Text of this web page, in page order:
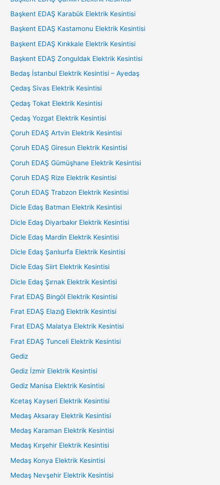
Başkent EDAŞ Karabük Elektrik Kesintisi
Başkent EDAŞ Kastamonu Elektrik Kesintisi
Başkent EDAŞ Kırıkkale Elektrik Kesintisi
Başkent EDAŞ Zonguldak Elektrik Kesintisi
Bedaş İstanbul Elektrik Kesintisi – Ayedaş
Çedaş Sivas Elektrik Kesintisi
Çedaş Tokat Elektrik Kesintisi
Çedaş Yozgat Elektrik Kesintisi
Çoruh EDAŞ Artvin Elektrik Kesintisi
Çoruh EDAŞ Giresun Elektrik Kesintisi
Çoruh EDAŞ Gümüşhane Elektrik Kesintisi
Çoruh EDAŞ Rize Elektrik Kesintisi
Çoruh EDAŞ Trabzon Elektrik Kesintisi
Dicle Edaş Batman Elektrik Kesintisi
Dicle Edaş Diyarbakır Elektrik Kesintisi
Dicle Edaş Mardin Elektrik Kesintisi
Dicle Edaş Şanlıurfa Elektrik Kesintisi
Dicle Edaş Siirt Elektrik Kesintisi
Dicle Edaş Şırnak Elektrik Kesintisi
Fırat EDAŞ Bingöl Elektrik Kesintisi
Fırat EDAŞ Elazığ Elektrik Kesintisi
Fırat EDAŞ Malatya Elektrik Kesintisi
Fırat EDAŞ Tunceli Elektrik Kesintisi
Gediz
Gediz İzmir Elektrik Kesintisi
Gediz Manisa Elektrik Kesintisi
Kcetaş Kayseri Elektrik Kesintisi
Medaş Aksaray Elektrik Kesintisi
Medaş Karaman Elektrik Kesintisi
Medaş Kırşehir Elektrik Kesintisi
Medaş Konya Elektrik Kesintisi
Medaş Nevşehir Elektrik Kesintisi